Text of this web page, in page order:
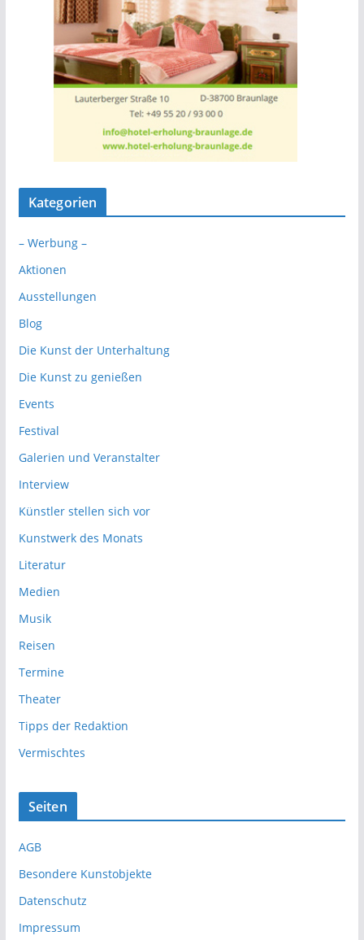
Kategorien
– Werbung –
Aktionen
Ausstellungen
Blog
Die Kunst der Unterhaltung
Die Kunst zu genießen
Events
Festival
Galerien und Veranstalter
Interview
Künstler stellen sich vor
Kunstwerk des Monats
Literatur
Medien
Musik
Reisen
Termine
Theater
Tipps der Redaktion
Vermischtes
Seiten
AGB
Besondere Kunstobjekte
Datenschutz
Impressum